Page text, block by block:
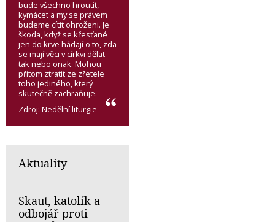
bude všechno hroutit,
kymácet a my se právem
budeme cítit ohroženi. Je
škoda, když se křesťané
jen do krve hádají o to, zda
se mají věci v církvi dělat
tak nebo onak. Mohou
přitom ztratit ze zřetele
toho jediného, který
skutečně zachraňuje.
Zdroj: Nedělní liturgie
Aktuality
Skaut, katolík a
odbojář proti